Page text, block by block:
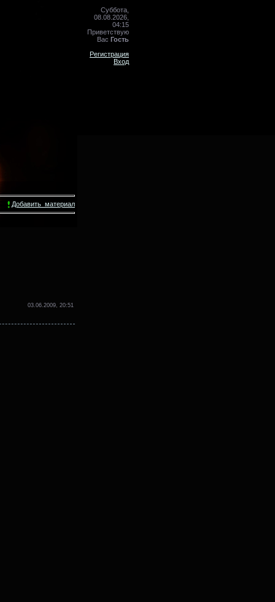
Суббота,
08.08.2026,
04:15
Приветствую
Вас Гость
Регистрация
Вход
Добавить_материал
03.06.2009, 20:51